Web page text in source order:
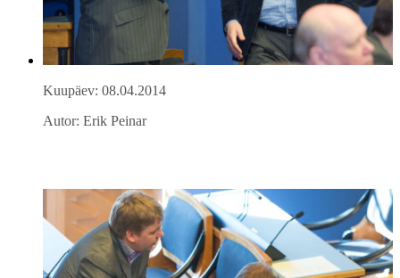
Kuupäev: 08.04.2014
Autor: Erik Peinar